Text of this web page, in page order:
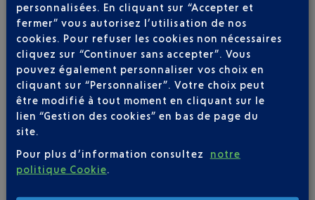
Soyez notifié(e) de
toutes les évolutions
pour ce vol
personnalisées. En cliquant sur “Accepter et
fermer” vous autorisez l’utilisation de nos
cookies. Pour refuser les cookies non nécessaires
cliquez sur “Continuer sans accepter”. Vous
pouvez également personnaliser vos choix en
cliquant sur “Personnaliser”. Votre choix peut
être modifié à tout moment en cliquant sur le
lien “Gestion des cookies” en bas de page du
site.
Pour plus d’information consultez
notre
politique Cookie